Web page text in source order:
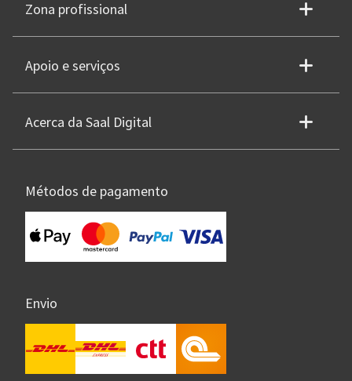
Zona profissional
Apoio e serviços
Acerca da Saal Digital
Métodos de pagamento
Envio